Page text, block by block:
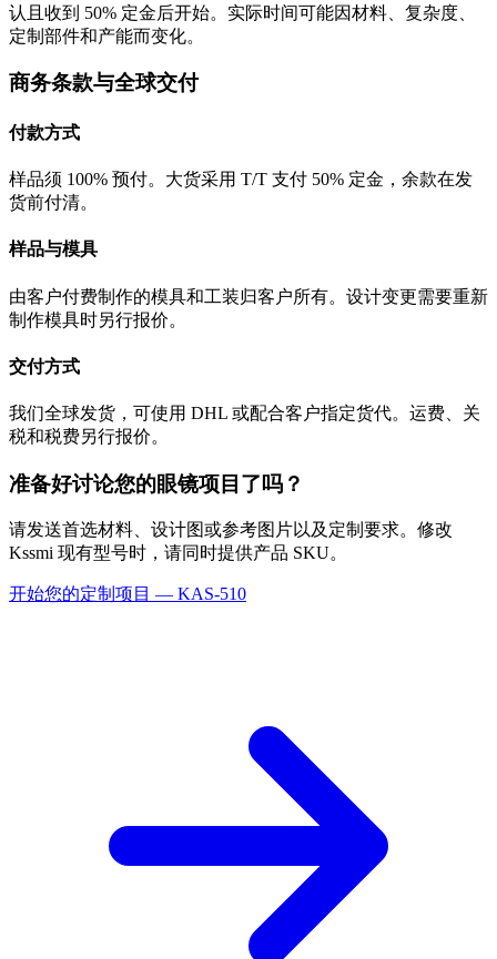
认且收到 50% 定金后开始。实际时间可能因材料、复杂度、
定制部件和产能而变化。
商务条款与全球交付
付款方式
样品须 100% 预付。大货采用 T/T 支付 50% 定金，余款在发
货前付清。
样品与模具
由客户付费制作的模具和工装归客户所有。设计变更需要重新
制作模具时另行报价。
交付方式
我们全球发货，可使用 DHL 或配合客户指定货代。运费、关
税和税费另行报价。
准备好讨论您的眼镜项目了吗？
请发送首选材料、设计图或参考图片以及定制要求。修改
Kssmi 现有型号时，请同时提供产品 SKU。
开始您的定制项目 — KAS-510